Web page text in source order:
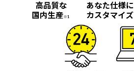
高品質な
国内生産※1
あなた仕様に
カスタマイズ